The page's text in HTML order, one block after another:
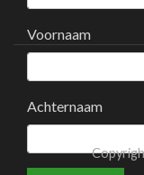
Voornaam
Achternaam